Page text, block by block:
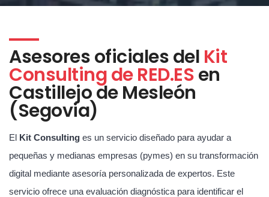
Asesores oficiales del Kit
Consulting de RED.ESen
Castillejo de Mesleón
(Segovia)
El Kit Consulting es un servicio diseñado para ayudar a
pequeñas y medianas empresas (pymes) en su transformación
digital mediante asesoría personalizada de expertos. Este
servicio ofrece una evaluación diagnóstica para identificar el